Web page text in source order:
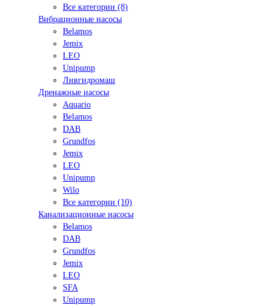
Все категории (8)
Вибрационные насосы
Belamos
Jemix
LEO
Unipump
Ливгидромаш
Дренажные насосы
Aquario
Belamos
DAB
Grundfos
Jemix
LEO
Unipump
Wilo
Все категории (10)
Канализационные насосы
Belamos
DAB
Grundfos
Jemix
LEO
SFA
Unipump